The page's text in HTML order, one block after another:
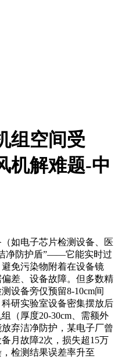
组空间受
机解难题-中
如电子芯片检测设备、医
净防护盾”——它能实时过
免污染物附着在设备镜
差、设备故障。但多数精
设备旁仅预留8-10cm间
研实验室设备密集摆放后
（厚度20-30cm、需额外
弃洁净防护，某电子厂曾
月故障2次，损失超15万
检测结果误差率升至